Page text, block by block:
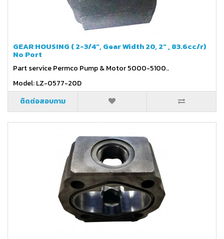
GEAR HOUSING ( 2-3/4", Gear Width 20, 2" , 83.6cc/r)
No Port
Part service Permco Pump & Motor 5000-5100..
Model: LZ-0577-20D
ติดต่อสอบถาม